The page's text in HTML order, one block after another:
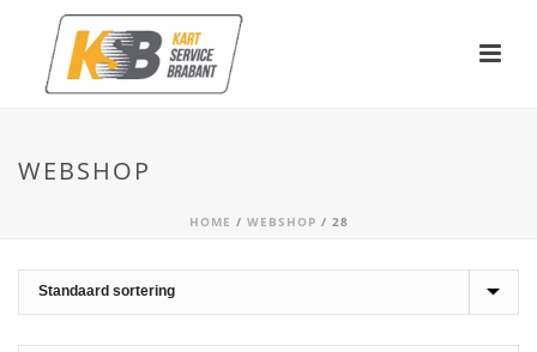
WEBSHOP
HOME / WEBSHOP / 28